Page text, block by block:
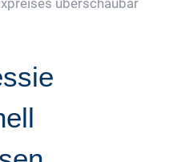
überschaubar